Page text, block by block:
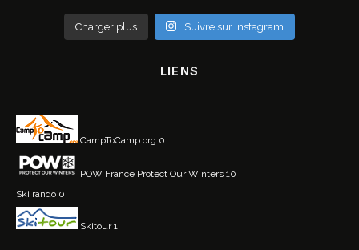
Charger plus Suivre sur Instagram
LIENS
CampToCamp.org 0
POW France Protect Our Winters 10
Ski rando 0
Skitour1